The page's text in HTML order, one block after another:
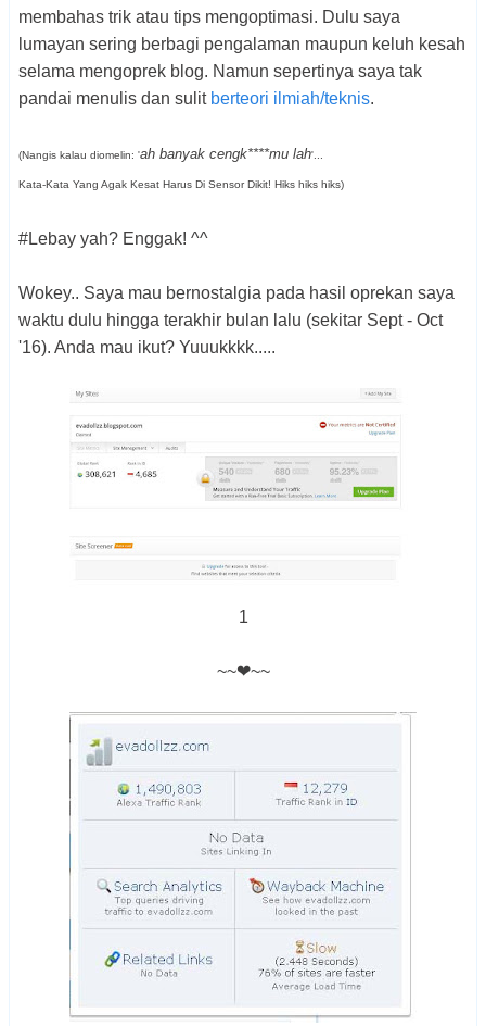
membahas trik atau tips mengoptimasi. Dulu saya
lumayan sering berbagi pengalaman maupun keluh kesah
selama mengoprek blog. Namun sepertinya saya tak
pandai menulis dan sulit berteori ilmiah/teknis.
(Nangis kalau diomelin: 'ah banyak cengk****mu lah'...
Kata-Kata Yang Agak Kesat Harus Di Sensor Dikit! Hiks hiks hiks)
#Lebay yah? Enggak! ^^
Wokey.. Saya mau bernostalgia pada hasil oprekan saya
waktu dulu hingga terakhir bulan lalu (sekitar Sept - Oct
'16). Anda mau ikut? Yuuukkkk.....
1
~~❤~~